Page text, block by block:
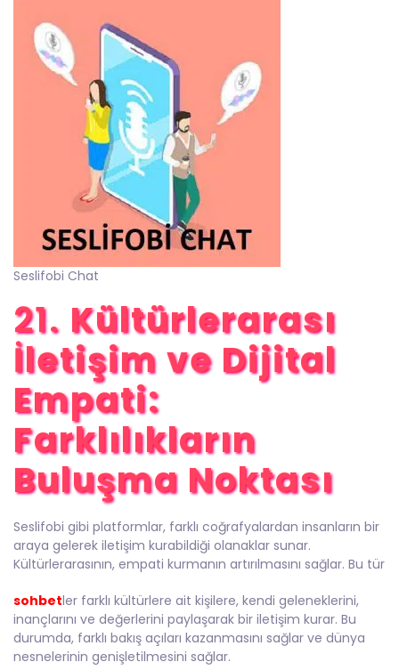
Seslifobi Chat
21. Kültürlerarası
İletişim ve Dijital
Empati:
Farklılıkların
Buluşma Noktası
Seslifobi gibi platformlar, farklı coğrafyalardan insanların bir
araya gelerek iletişim kurabildiği olanaklar sunar.
Kültürlerarasının, empati kurmanın artırılmasını sağlar. Bu tür
sohbetler farklı kültürlere ait kişilere, kendi geleneklerini,
inançlarını ve değerlerini paylaşarak bir iletişim kurar. Bu
durumda, farklı bakış açıları kazanmasını sağlar ve dünya
nesnelerinin genişletilmesini sağlar.